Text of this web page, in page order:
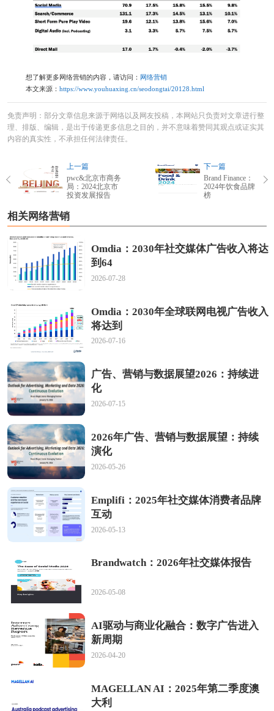
想了解更多网络营销的内容，请访问： 网络营销
本文来源： https://www.youhuaxing.cn/seodongtai/20128.html
免责声明：部分文章信息来源于网络以及网友投稿，本网站只负责对文章进行整
理、排版、编辑，是出于传递更多信息之目的，并不意味着赞同其观点或证实其
内容的真实性，不承担任何法律责任。
上一篇
pwc&北京市商务
局：2024北京市
投资发展报告
下一篇
Brand Finance：
2024年饮食品牌
榜
相关网络营销
Omdia：2030年社交媒体广告收入将达
到64
2026-07-28
Omdia：2030年全球联网电视广告收入
将达到
2026-07-16
广告、营销与数据展望2026：持续进
化
2026-07-15
2026年广告、营销与数据展望：持续
演化
2026-05-26
Emplifi：2025年社交媒体消费者品牌
互动
2026-05-13
Brandwatch：2026年社交媒体报告
2026-05-08
AI驱动与商业化融合：数字广告进入
新周期
2026-04-20
MAGELLAN AI：2025年第二季度澳
大利